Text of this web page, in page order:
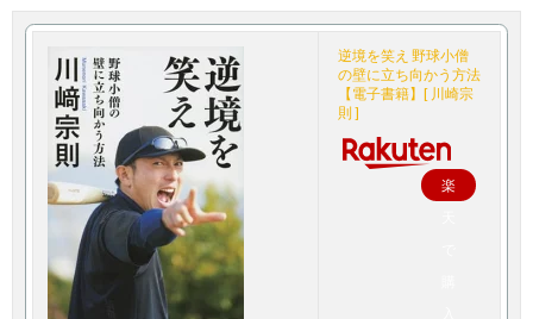
逆境を笑え 野球小僧
の壁に立ち向かう方法
【電子書籍】[ 川崎宗
則 ]
楽